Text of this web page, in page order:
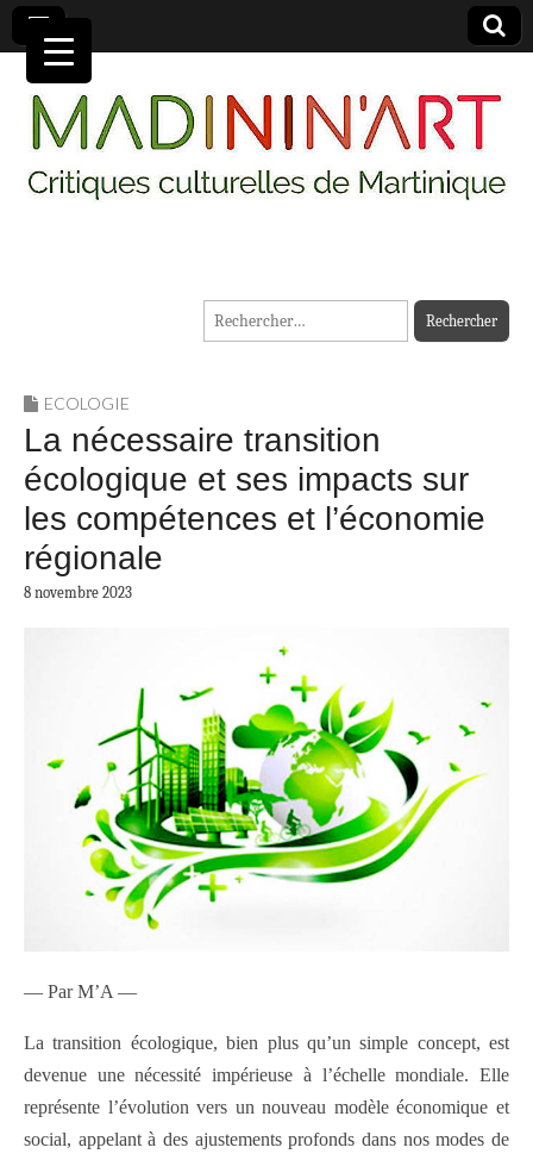
MADININ'ART
Rechercher :
ECOLOGIE
La nécessaire transition
écologique et ses impacts sur
les compétences et l’économie
régionale
8 novembre 2023
— Par M’A —
La transition écologique, bien plus qu’un simple concept, est
devenue une nécessité impérieuse à l’échelle mondiale. Elle
représente l’évolution vers un nouveau modèle économique et
social, appelant à des ajustements profonds dans nos modes de